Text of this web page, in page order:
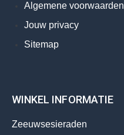
Algemene voorwaarden
Jouw privacy
Sitemap
WINKEL INFORMATIE
Zeeuwsesieraden